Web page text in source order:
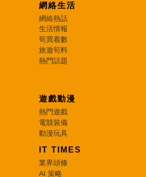
網絡生活
網絡熱話
生活情報
筍買着數
旅遊筍料
熱門話題
遊戲動漫
熱門遊戲
電競裝備
動漫玩具
IT TIMES
業界頭條
AI 策略